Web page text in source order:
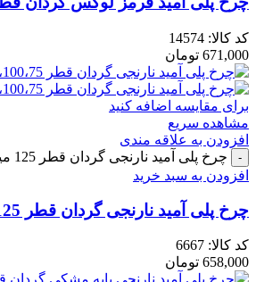
کد کالا: 14574
671,000 تومان
برای مقایسه اضافه کنید
مشاهده سریع
افزودن به علاقه مندی
چرخ پلی آمید نارنجی گردان قطر 125 میلی متر عدد
افزودن به سبد خرید
چرخ پلی آمید نارنجی گردان قطر 125 میلی متر
کد کالا: 6667
658,000 تومان